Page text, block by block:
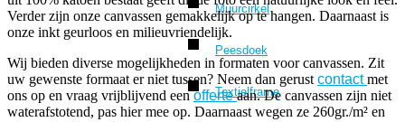
Muurcirkel
Peesdoek
Textielframe
Verder zijn onze canvassen gemakkelijk op te hangen. Daarnaast is
onze inkt geurloos en milieuvriendelijk.
Wij bieden diverse mogelijkheden in formaten voor canvassen. Zit
uw gewenste formaat er niet tussen? Neem dan gerust contactmet
ons op en vraag vrijblijvend eenofferteaan. De canvassen zijn niet
waterafstotend, pas hier mee op. Daarnaast wegen ze 260gr./m² en